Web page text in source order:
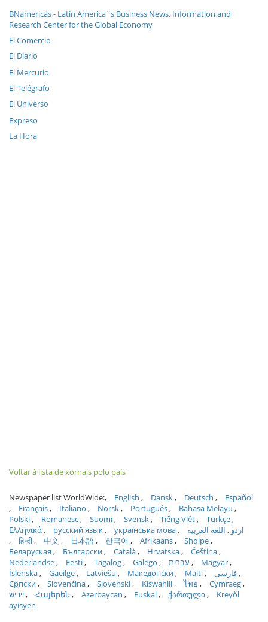
BNamericas - Latin America´s Business News, Information and
Research Center for the Global Economy
El Comercio
El Diario
El Mercurio
El Telégrafo
El Universo
Expreso
La Hora
Voltar á lista de xornais polo país
Newspaper list WorldWide: English Dansk Deutsch
Español
Français
Italiano Norsk Português
Bahasa Melayu
Polski
Romanesc Suomi Svensk Tiếng Việt
Türkçe
Ελληνικά
русский язык українська мова اردو
اللغة العربية
हिन्दी
中文 日本語 한국어 Afrikaans
Shqipe
Беларуская
Български Català Hrvatska
Čeština
Nederlandse
Eesti Tagalog Galego עברית
Magyar
Íslenska
Gaeilge Latviešu Македонски Malti
فارسی
Српски
Slovenčina Slovenski Kiswahili ไทย
Cymraeg
ייִדיש
Հայերեն Azərbaycan Euskal ქართული
Kreyòl
ayisyen